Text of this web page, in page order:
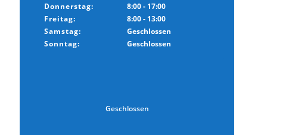
Donnerstag:
8:00 - 17:00
Freitag:
8:00 - 13:00
Samstag:
Geschlossen
Sonntag:
Geschlossen
Geschlossen